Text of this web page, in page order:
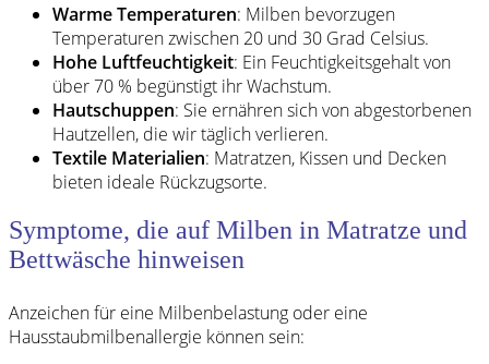
Warme Temperaturen: Milben bevorzugen
Temperaturen zwischen 20 und 30 Grad Celsius.
Hohe Luftfeuchtigkeit: Ein Feuchtigkeitsgehalt von
über 70 % begünstigt ihr Wachstum.
Hautschuppen: Sie ernähren sich von abgestorbenen
Hautzellen, die wir täglich verlieren.
Textile Materialien: Matratzen, Kissen und Decken
bieten ideale Rückzugsorte.
Symptome, die auf Milben in Matratze und
Bettwäsche hinweisen
Anzeichen für eine Milbenbelastung oder eine
Hausstaubmilbenallergie können sein: